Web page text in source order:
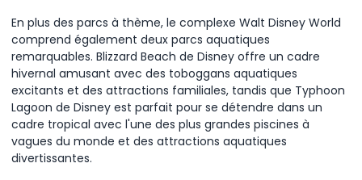
En plus des parcs à thème, le complexe Walt Disney World
comprend également deux parcs aquatiques
remarquables. Blizzard Beach de Disney offre un cadre
hivernal amusant avec des toboggans aquatiques
excitants et des attractions familiales, tandis que Typhoon
Lagoon de Disney est parfait pour se détendre dans un
cadre tropical avec l'une des plus grandes piscines à
vagues du monde et des attractions aquatiques
divertissantes.